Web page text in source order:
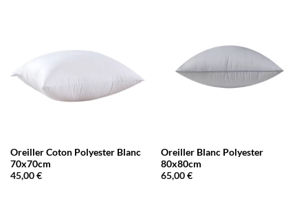
Oreiller Coton Polyester Blanc
70x70cm
45,00€
Oreiller Blanc Polyester
80x80cm
65,00€